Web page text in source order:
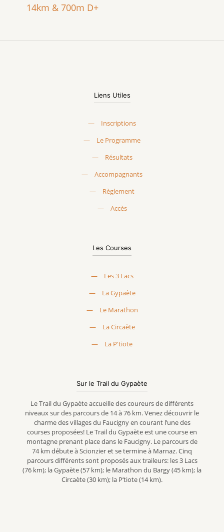
14km & 700m D+
Liens Utiles
—
Inscriptions
—
Le Programme
—
Résultats
—
Accompagnants
—
Règlement
—
Accès
Les Courses
—
Les 3 Lacs
—
La Gypaète
—
Le Marathon
—
La Circaète
—
La P'tiote
Sur le Trail du Gypaète
Le Trail du Gypaète accueille des coureurs de différents
niveaux sur des parcours de 14 à 76 km. Venez découvrir le
charme des villages du Faucigny en courant l’une des
courses proposées! Le Trail du Gypaète est une course en
montagne prenant place dans le Faucigny. Le parcours de
74 km débute à Scionzier et se termine à Marnaz. Cinq
parcours différents sont proposés aux traileurs: les 3 Lacs
(76 km); la Gypaète (57 km); le Marathon du Bargy (45 km); la
Circaète (30 km); la P’tiote (14 km).